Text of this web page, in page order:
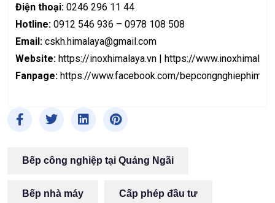
Điện thoại: 0246 296 11 44
Hotline: 0912 546 936 – 0978 108 508
Email: cskh.himalaya@gmail.com
Website: https://inoxhimalaya.vn | https://
Fanpage: https://www.facebook.com/
Bếp công nghiệp tại Quảng Ngãi
Bếp nhà máy Cấp phép đầu tư